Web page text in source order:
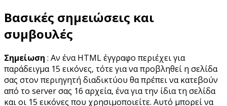
Βασικές σημειώσεις και
συμβουλές
Σημείωση : Αν ένα HTML έγγραφο περιέχει για
παράδειγμα 15 εικόνες, τότε για να προβληθεί η σελίδα
σας στον περιηγητή διαδικτύου θα πρέπει να κατεβούν
από το server σας 16 αρχεία, ένα για την ίδια τη σελίδα
και οι 15 εικόνες που χρησιμοποιείτε. Αυτό μπορεί να